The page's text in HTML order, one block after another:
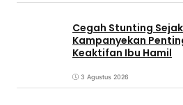
Cegah Stunting
Kampanyekan
Keaktifan Ibu Hamil
3 Agustus 2026